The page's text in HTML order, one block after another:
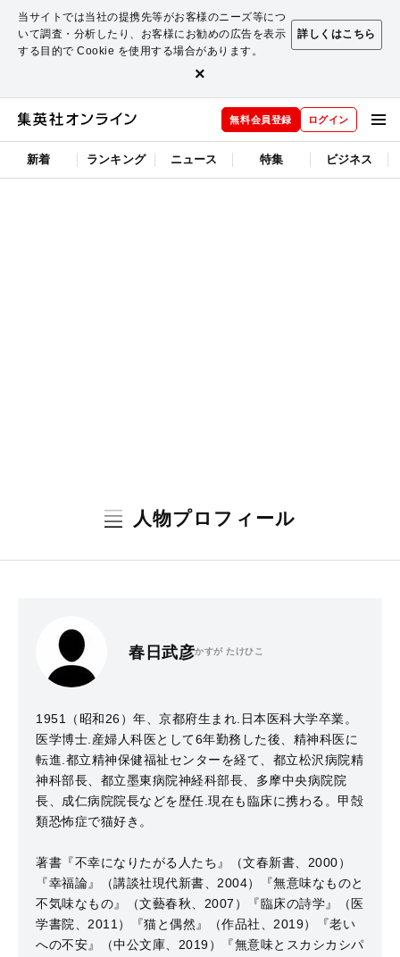
当サイトでは当社の提携先等がお客様のニーズ等につ
いて調査・分析したり、お客様にお勧めの広告を表示
する目的で Cookie を使用する場合があります。
詳しくはこちら
×
無料会員登録 ログイン
新着 ランキング ニュース 特集 ビジネス
人物プロフィール
春日武彦かすが たけひこ
1951（昭和26）年、京都府生まれ.日本医科大学卒業。
医学博士.産婦人科医として6年勤務した後、精神科医に
転進.都立精神保健福祉センターを経て、都立松沢病院精
神科部長、都立墨東病院神経科部長、多摩中央病院院
長、成仁病院院長などを歴任.現在も臨床に携わる。甲殻
類恐怖症で猫好き。
著書『不幸になりたがる人たち』（文春新書、2000）
『幸福論』（講談社現代新書、2004）『無意味なものと
不気味なもの』（文藝春秋、2007）『臨床の詩学』（医
学書院、2011）『猫と偶然』（作品社、2019）『老い
への不安』（中公文庫、2019）『無意味とスカシカシパ